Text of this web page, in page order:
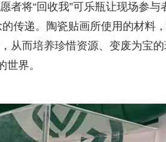
者将“回收我”可乐瓶让现场参与
传递。陶瓷贴画所使用的材料
从而培养珍惜资源、变废为宝的
界。